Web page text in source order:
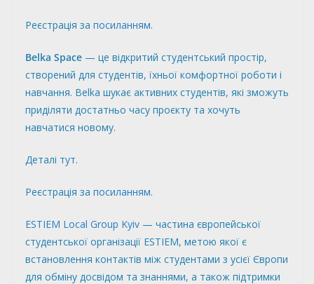
Реєстрація за посиланням.
Belka Space — це відкритий студентський простір,
створений для студентів, їхньої комфортної роботи і
навчання. Belka шукає активних студентів, які зможуть
приділяти достатньо часу проєкту та хочуть
навчатися новому.
Деталі тут.
Реєстрація за посиланням.
ESTIEM Local Group Kyiv — частина європейської
студентської організації ESTIEM, метою якої є
встановлення контактів між студентами з усієї Європи
для обміну досвідом та знаннями, а також підтримки